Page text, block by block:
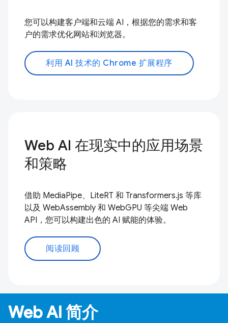
您可以构建客户端和云端 AI，根据您的需求和客
户的需求优化网站和浏览器。
利用 AI 技术的 Chrome 扩展程序
Web AI 在现实中的应用场景
和策略
借助 MediaPipe、LiteRT 和 Transformers.js 等库
以及 WebAssembly 和 WebGPU 等尖端 Web
API，您可以构建出色的 AI 赋能的体验。
阅读回顾
Web AI 简介